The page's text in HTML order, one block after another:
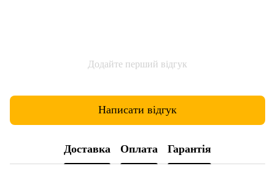
Додайте перший відгук
Написати відгук
Доставка Оплата Гарантія